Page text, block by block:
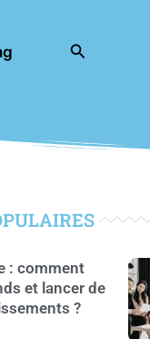
Rechercher
: comment
et lancer de
?